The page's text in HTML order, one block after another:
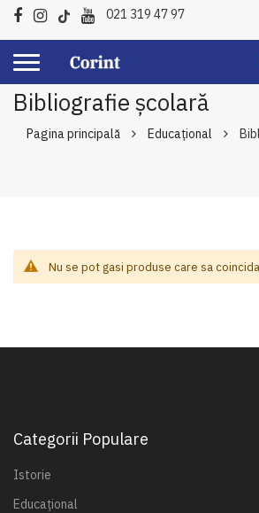
021 319 47 97
Bibliografie școlară
Pagina principală Educațional
Nu se pot gasi produse care sa
Categorii Populare
Istorie
Educațional